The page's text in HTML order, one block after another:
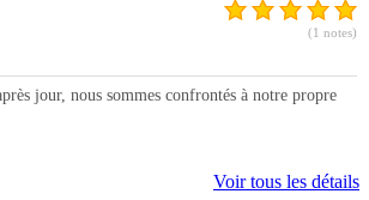
(1 notes)
jour, nous sommes confrontés à notre propre
Voir tous les détails